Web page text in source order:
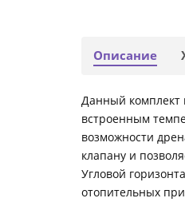
Описание
Данный комплект
встроенным
возможности
клапану и
Угловой
отопительных